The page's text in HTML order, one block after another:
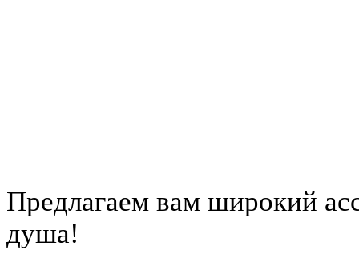
Предлагаем вам широкий
душа!